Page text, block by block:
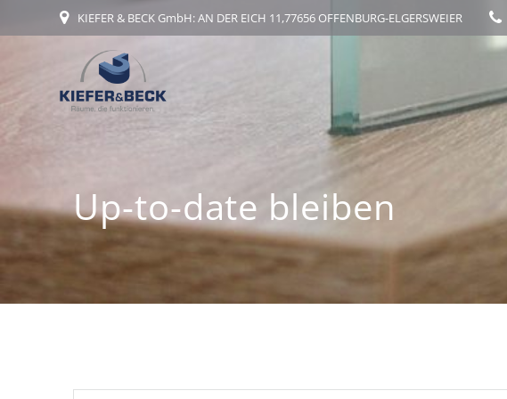
Inhalt
KIEFER & BECK GmbH: AN DER EICH 11,77656 OFFENBURG-ELGERSWEIER
Up-to-date bleiben